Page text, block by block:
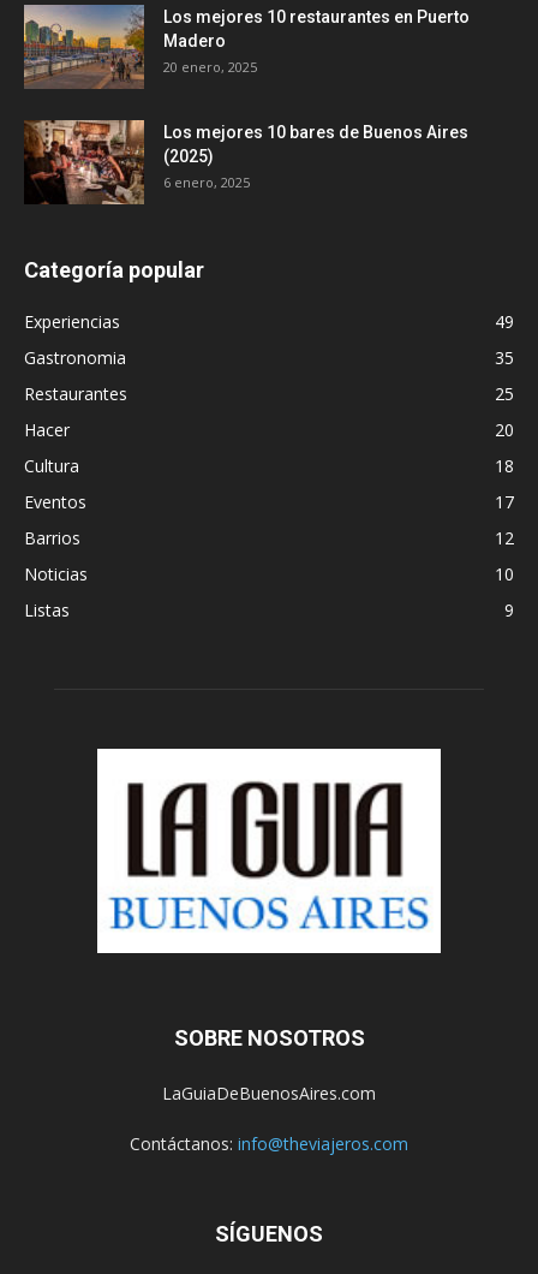
Los mejores 10 restaurantes en Puerto
Madero
20 enero, 2025
Los mejores 10 bares de Buenos Aires
(2025)
6 enero, 2025
Categoría popular
Experiencias
49
Gastronomia
35
Restaurantes
25
Hacer
20
Cultura
18
Eventos
17
Barrios
12
Noticias
10
Listas
9
SOBRE NOSOTROS
LaGuiaDeBuenosAires.com
Contáctanos: info@theviajeros.com
SÍGUENOS